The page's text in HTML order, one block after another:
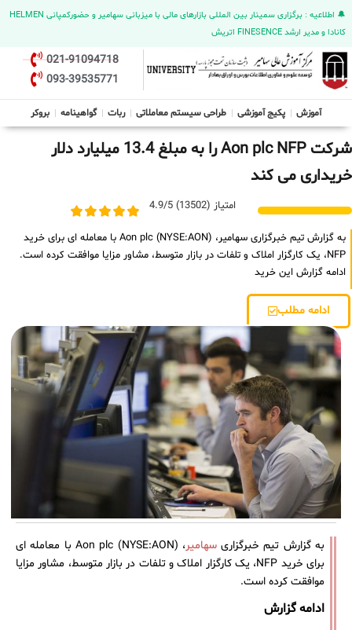
🔔 اطلاعیه : برگزاری سمینار بین المللی بازارهای مالی با میزبانی سهامیر و حضورکمپانی HELMEN
کانادا و مدیر ارشد FINESENCE اتریش
021-91094718
093-39535771
آموزش پکیج آموزشی طراحی سیستم معاملاتی ربات گواهینامه بروکر
شرکت Aon plc NFP را به مبلغ 13.4 میلیارد دلار
خریداری می کند
امتیاز (13502) 4.9/5
به گزارش تیم خبرگزاری سهامیر، Aon plc (NYSE:AON) با معامله ای برای خرید
NFP، یک کارگزار املاک و تلفات در بازار متوسط، مشاور مزایا موافقت کرده است.
ادامه گزارش این خرید
ادامه مطلب
به گزارش تیم خبرگزاریسهامیر
، Aon plc (NYSE:AON) با معامله ای
برای خرید NFP، یک کارگزار املاک و تلفات در بازار متوسط، مشاور مزایا
موافقت کرده است.
ادامه گزارش